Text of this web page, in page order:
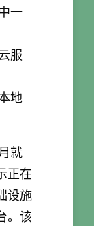
一
服
地
就
正在
设施
。该